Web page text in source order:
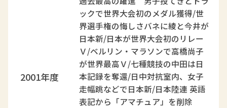
2001年度
ックで世界大会初のメダル獲得/世
界選手権の悔しさバネに綾と今井が
日本新/日本が世界大会初のリレー
Ｖ/ベルリン・マラソンで高橋尚子
が世界最高Ｖ/七種競技の中田は日
本記録を奪還/日中対抗室内、女子
走幅跳などで日本新/日本陸連 英語
表記から「アマチュア」を削除